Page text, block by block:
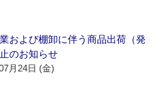
および棚卸に伴う商品出荷（発
のお知らせ
月24日 (金)